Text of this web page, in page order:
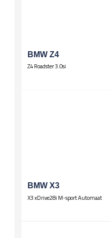
Lichtmetalen velgen 17 inch
Zittingen
BMW Z4
Z4 Roadster 3.0si
BMW X3
X3 xDrive28i M-sport Automaat